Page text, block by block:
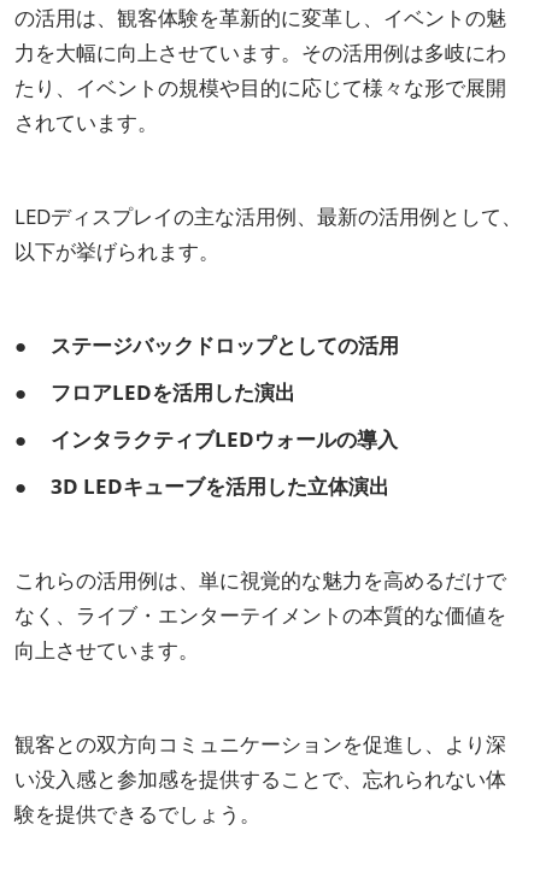
の活用は、観客体験を革新的に変革し、イベントの魅
力を大幅に向上させています。その活用例は多岐にわ
たり、イベントの規模や目的に応じて様々な形で展開
されています。
LEDディスプレイの主な活用例、最新の活用例として、
以下が挙げられます。
● ステージバックドロップとしての活用
● フロアLEDを活用した演出
● インタラクティブLEDウォールの導入
● 3D LEDキューブを活用した立体演出
これらの活用例は、単に視覚的な魅力を高めるだけで
なく、ライブ・エンターテイメントの本質的な価値を
向上させています。
観客との双方向コミュニケーションを促進し、より深
い没入感と参加感を提供することで、忘れられない体
験を提供できるでしょう。